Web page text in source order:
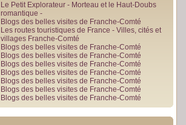
Le Petit Explorateur - Morteau et le Haut-Doubs
romantique -
Blogs des belles visites de Franche-Comté
Les routes touristiques de France - Villes, cités et
villages Franche-Comté
Blogs des belles visites de Franche-Comté
Blogs des belles visites de Franche-Comté
Blogs des belles visites de Franche-Comté
Blogs des belles visites de Franche-Comté
Blogs des belles visites de Franche-Comté
Blogs des belles visites de Franche-Comté
Blogs des belles visites de Franche-Comté